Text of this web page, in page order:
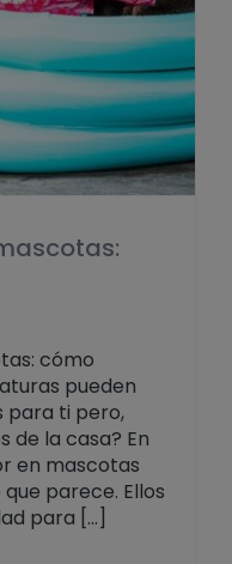
cómo
pueden
para ti pero,
de la casa? En
en mascotas
parece. Ellos
para [...]